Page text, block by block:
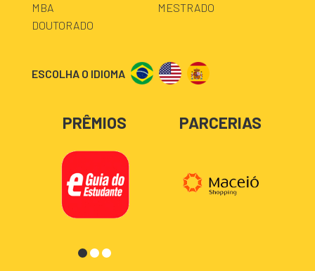
MBA
MESTRADO
DOUTORADO
ESCOLHA O IDIOMA
PRÊMIOS PARCERIAS